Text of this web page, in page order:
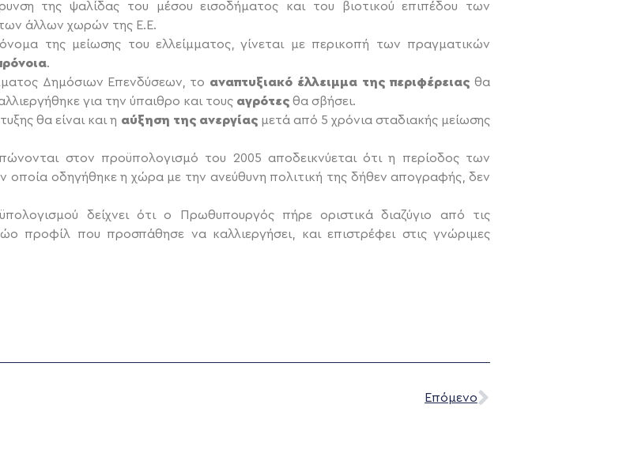
της ψαλίδας του μέσου εισοδήματος και του βιοτικού επιπέδου των
άλλων χωρών της Ε.Ε.
της μείωσης του ελλείμματος, γίνεται με περικοπή των πραγματικών
.
Δημόσιων Επενδύσεων, το αναπτυξιακό έλλειμμα της περιφέρειας θα
για την ύπαιθρο και τους αγρότες θα σβήσει.
θα είναι και η αύξηση της ανεργίαςμετά από 5 χρόνια σταδιακής μείωσης
στον προϋπολογισμό του 2005 αποδεικνύεται ότι η περίοδος των
οποία οδηγήθηκε η χώρα με την ανεύθυνη πολιτική της δήθεν απογραφής, δεν
δείχνει ότι ο Πρωθυπουργός πήρε οριστικά διαζύγιο από τις
προφίλ που προσπάθησε να καλλιεργήσει, και επιστρέφει στις γνώριμες
Επόμενο